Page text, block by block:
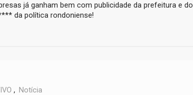
já ganham bem com publicidade da prefeitura e do
da política rondoniense!
, Notícia